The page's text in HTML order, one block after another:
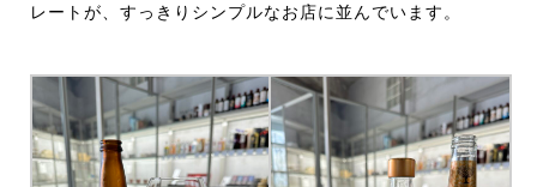
レートが、すっきりシンプルなお店に並んでいます。